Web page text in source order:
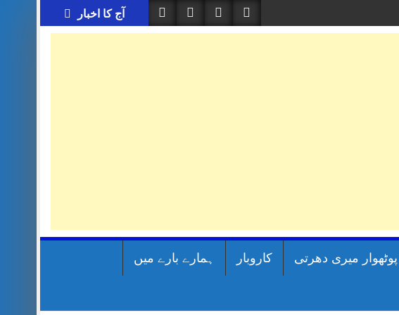
آج کا اخبار
پوٹھوار میری دھرتی کاروبار ہمارے بارے میں